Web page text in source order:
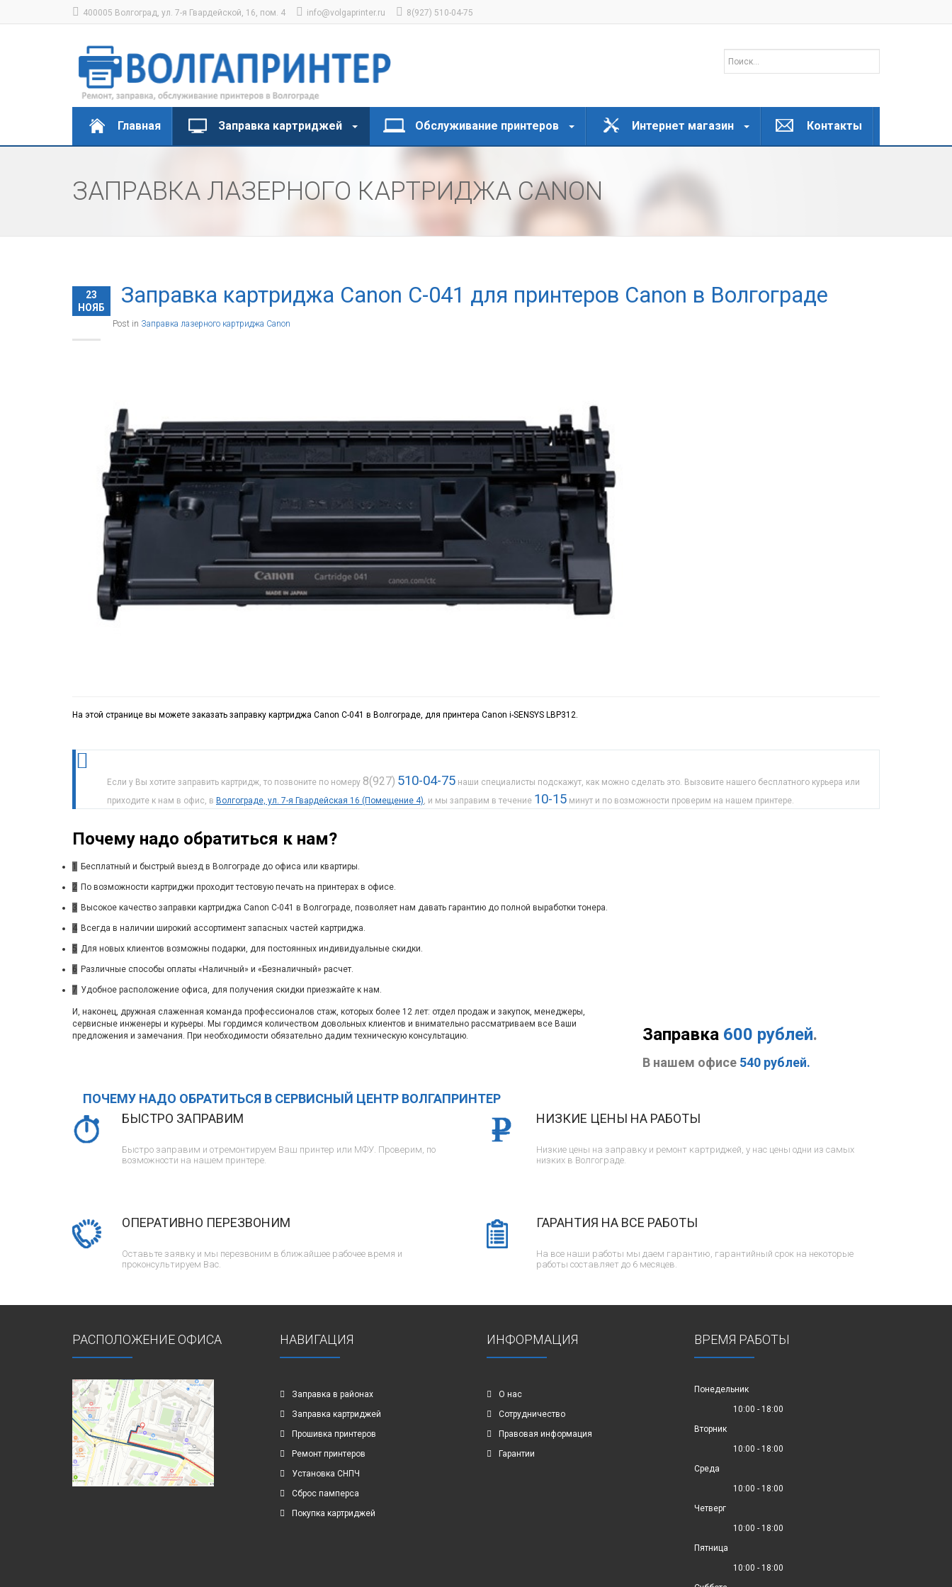
400005 Волгоград, ул. 7-я Гвардейской, 16, пом. 4 info@volgaprinter.ru 8(927) 510-04-75
Главная Заправка картриджей Обслуживание принтеров Интернет магазин Контакты
ЗАПРАВКА ЛАЗЕРНОГО КАРТРИДЖА CANON
23
НОЯБ
Заправка картриджа Canon C-041 для принтеров Canon в Волгограде
Post in Заправка лазерного картриджа Canon
На этой странице вы можете заказать заправку картриджа Canon C-041 в Волгограде, для принтера Canon i-SENSYS LBP312.
Если у Вы хотите заправить картридж, то позвоните по номеру 8(927) 510-04-75 наши специалисты подскажут, как можно сделать это. Вызовите нашего бесплатного курьера или
приходите к нам в офис, в Волгограде, ул. 7-я Гвардейская 16 (Помещение 4), и мы заправим в течение 10-15 минут и по возможности проверим на нашем принтере.
Почему надо обратиться к нам?
1 Бесплатный и быстрый выезд в Волгограде до офиса или квартиры.
2 По возможности картриджи проходит тестовую печать на принтерах в офисе.
3 Высокое качество заправки картриджа Canon C-041 в Волгограде, позволяет нам давать гарантию до полной выработки тонера.
4 Всегда в наличии широкий ассортимент запасных частей картриджа.
5 Для новых клиентов возможны подарки, для постоянных индивидуальные скидки.
6 Различные способы оплаты «Наличный» и «Безналичный» расчет.
7 Удобное расположение офиса, для получения скидки приезжайте к нам.
Заправка 600 рублей.
В нашем офисе 540 рублей.
И, наконец, дружная слаженная команда профессионалов стаж, которых более 12 лет: отдел продаж и закупок, менеджеры,
сервисные инженеры и курьеры. Мы гордимся количеством довольных клиентов и внимательно рассматриваем все Ваши
предложения и замечания. При необходимости обязательно дадим техническую консультацию.
ПОЧЕМУ НАДО ОБРАТИТЬСЯ В СЕРВИСНЫЙ ЦЕНТР ВОЛГАПРИНТЕР
БЫСТРО ЗАПРАВИМ
Быстро заправим и отремонтируем Ваш принтер или МФУ. Проверим, по
возможности на нашем принтере.
ОПЕРАТИВНО ПЕРЕЗВОНИМ
Оставьте заявку и мы перезвоним в ближайшее рабочее время и
проконсультируем Вас.
НИЗКИЕ ЦЕНЫ НА РАБОТЫ
Низкие цены на заправку и ремонт картриджей, у нас цены одни из самых
низких в Волгограде.
ГАРАНТИЯ НА ВСЕ РАБОТЫ
На все наши работы мы даем гарантию, гарантийный срок на некоторые
работы составляет до 6 месяцев.
РАСПОЛОЖЕНИЕ ОФИСА НАВИГАЦИЯ
Заправка в районах
Заправка картриджей
Прошивка принтеров
Ремонт принтеров
Установка СНПЧ
Сброс памперса
Покупка картриджей
ИНФОРМАЦИЯ
О нас
Сотрудничество
Правовая информация
Гарантии
ВРЕМЯ РАБОТЫ
Понедельник
10:00 - 18:00
Вторник
10:00 - 18:00
Среда
10:00 - 18:00
Четверг
10:00 - 18:00
Пятница
10:00 - 18:00